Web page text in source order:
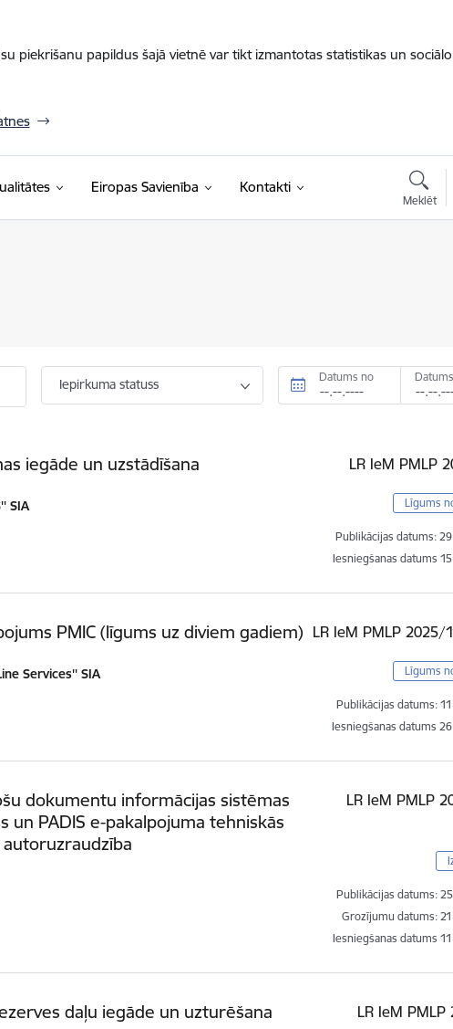
piekrišanu papildus šajā vietnē var tikt izmantotas statistikas un
Eiropas Savienība Kontakti
Meklēt
Iepirkuma statuss Datums no
iegāde un uzstādīšana
SIA
LR IeM PMLP
Līgums
Publikācijas datums:
Iesniegšanas datums
PMIC (līgums uz diviem gadiem)
Services'' SIA
LR IeM PMLP 2025/
Līgums
Publikācijas datums:
Iesniegšanas datums
dokumentu informācijas sistēmas
un PADIS e-pakalpojuma tehniskās
LR IeM PMLP
Publikācijas datums:
Grozījumu datums:
Iesniegšanas datums
daļu iegāde un uzturēšana
LR IeM